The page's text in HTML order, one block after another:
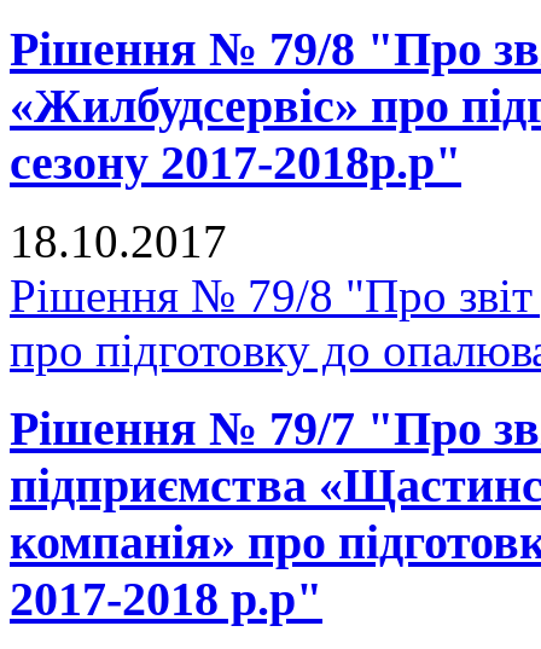
Рішення № 79/8 "Про
«Жилбудсервіс» про
сезону 2017-2018р.р"
18.10.2017
Рішення № 79/8 "Про
про підготовку до
Рішення № 79/7 "Про
підприємства
компанія» про
2017-2018 р.р"